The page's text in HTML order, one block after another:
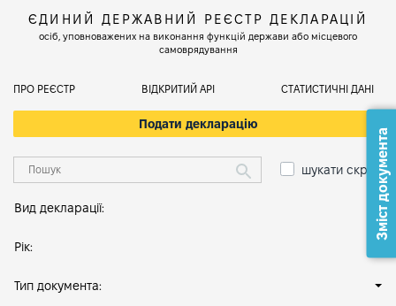
ЄДИНИЙ ДЕРЖАВНИЙ РЕЄСТР ДЕКЛАРАЦІЙ
осіб, уповноважених на виконання функцій держави або місцевого
самоврядування
ПРО РЕЄСТР ВІДКРИТИЙ АРІ СТАТИСТИЧНІ ДАНІ
Подати декларацію
шукати скрізь
Вид декларації:
Рік:
Тип документа:
Зміст документа